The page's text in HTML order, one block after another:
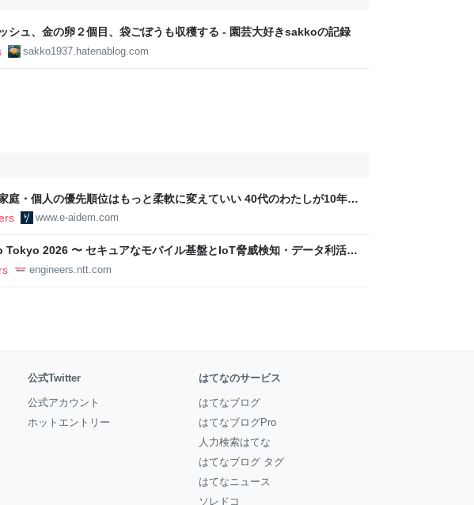
シュ、金の卵２個目、袋ごぼうも収穫する - 園芸大好きsakkoの記録
sakko1937.hatenablog.com
庭・個人の優先順位はもっと柔軟に変えていい 40代のわたしが10年後
伝えたいこと - りっすん by イーアイデム
www.e-aidem.com
Tokyo 2026 〜 セキュアなモバイル基盤とIoT脅威検知・データ利活用
組み 〜 - NTT docomo Business Engineers' Blog
engineers.ntt.com
公式Twitter
公式アカウント
ホットエントリー
はてなのサービス
はてなブログ
はてなブログPro
人力検索はてな
はてなブログ タグ
はてなニュース
ソレドコ